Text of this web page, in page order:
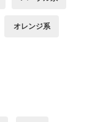
オレンジ系